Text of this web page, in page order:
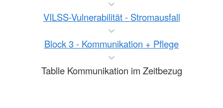
VILSS-Vulnerabilität - Stromausfall
Block 3 - Kommunikation + Pflege
Tablle Kommunikation im Zeitbezug